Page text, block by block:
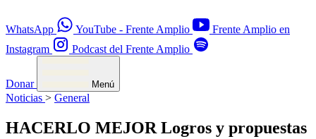
WhatsApp YouTube - Frente Amplio
Frente Amplio en
Instagram
Podcast del Frente Amplio
Donar Menú
Noticias > General
HACERLO MEJOR Logros y propuestas